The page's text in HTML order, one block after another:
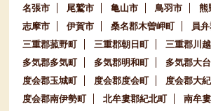
名張市
尾鷲市 亀山市 鳥羽市 熊
志摩市
伊賀市 桑名郡木曽岬町
員
三重郡菰野町
三重郡朝日町
三重郡川
多気郡多気町
多気郡明和町
多気郡大
度会郡玉城町
度会郡度会町
度会郡大
度会郡南伊勢町
北牟婁郡紀北町
南牟